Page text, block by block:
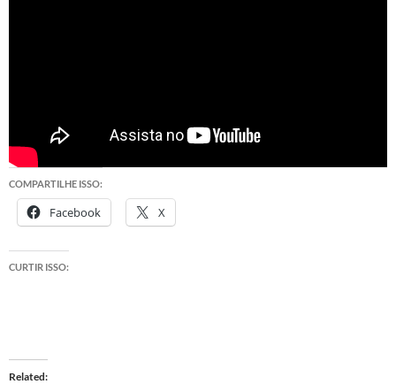
COMPARTILHE ISSO:
Facebook X
CURTIR ISSO:
Related